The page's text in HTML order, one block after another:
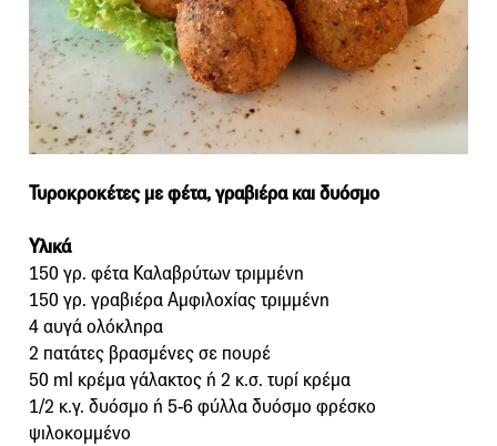
Τυροκροκέτες με φέτα, γραβιέρα και δυόσμο
Υλικά
150 γρ. φέτα Καλαβρύτων τριμμένη
150 γρ. γραβιέρα Αμφιλοχίας τριμμένη
4 αυγά ολόκληρα
2 πατάτες βρασμένες σε πουρέ
50 ml κρέμα γάλακτος ή 2 κ.σ. τυρί κρέμα
1/2 κ.γ. δυόσμο ή 5-6 φύλλα δυόσμο φρέσκο
ψιλοκομμένο